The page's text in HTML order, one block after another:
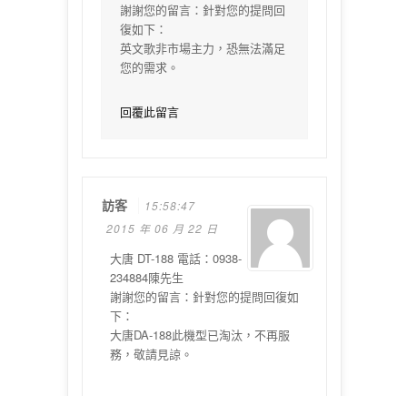
謝謝您的留言：針對您的提問回
復如下：
英文歌非市場主力，恐無法滿足
您的需求。
回覆此留言
訪客
15:58:47
2015 年 06 月 22 日
大唐 DT-188 電話：0938-
234884陳先生
謝謝您的留言：針對您的提問回復如
下：
大唐DA-188此機型已淘汰，不再服
務，敬請見諒。